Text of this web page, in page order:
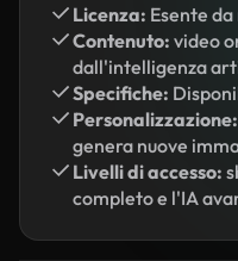
Licenza: Esente
Contenuto: video
dall'intelligenza
Specifiche:
Personalizzazione:
genera nuove
Livelli di accesso:
completo e l'IA